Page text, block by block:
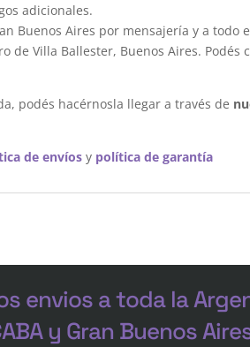
adicionales.
Buenos Aires por mensajería y a
de Villa Ballester, Buenos Aires.
podés hacérnosla llegar a través de
de envíos y política de garantía
envios a toda la
y Gran Buenos